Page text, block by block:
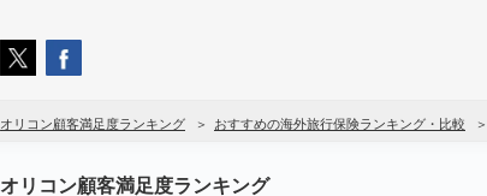
オリコン顧客満足度ランキング おすすめの海外旅行保険ランキング・比較
オリコン顧客満足度ランキング